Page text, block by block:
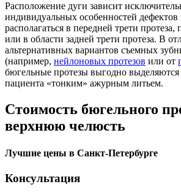
Расположение дуги зависит
индивидуальных особенностей
располагаться в передней трети протеза,
или в области задней трети протеза. В
альтернативных вариантов съемных
(например, нейлоновых протезов или от
бюгельные протезы выгодно
пациента «тонким» ажурным литьем.
Стоимость бюгельного
верхнюю челюсть
Лучшие цены в Санкт-Петербурге
Консультация